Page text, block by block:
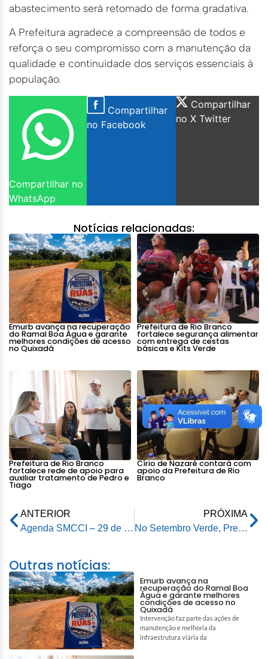
abastecimento será retomado de forma gradativa.
A Prefeitura agradece a compreensão de todos e
reforça o seu compromisso com a manutenção da
qualidade e continuidade dos serviços essenciais à
população.
Compartilhar no
WhatsApp
Compartilhar
no Facebook
Compartilhar
no X Twitter
Notícias relacionadas:
Emurb avança na recuperação
do Ramal Boa Água e garante
melhores condições de acesso
no Quixadá
Prefeitura de Rio Branco
fortalece segurança alimentar
com entrega de cestas
básicas e Kits Verde
Prefeitura de Rio Branco
fortalece rede de apoio para
auxiliar tratamento de Pedro e
Tiago
Círio de Nazaré contará com
apoio da Prefeitura de Rio
Branco
ANTERIOR
Agenda SMCCI – 29 de setmbro de 2025
PRÓXIMA
No Setembro Verde, Prefeitura de Rio Branco promove evento sobre biossegurança e segurança no atendimento odontológico
Outras notícias:
Emurb avança na
recuperação do Ramal Boa
Água e garante melhores
condições de acesso no
Quixadá
Intervenção faz parte das ações de
manutenção e melhoria da
infraestrutura viária da